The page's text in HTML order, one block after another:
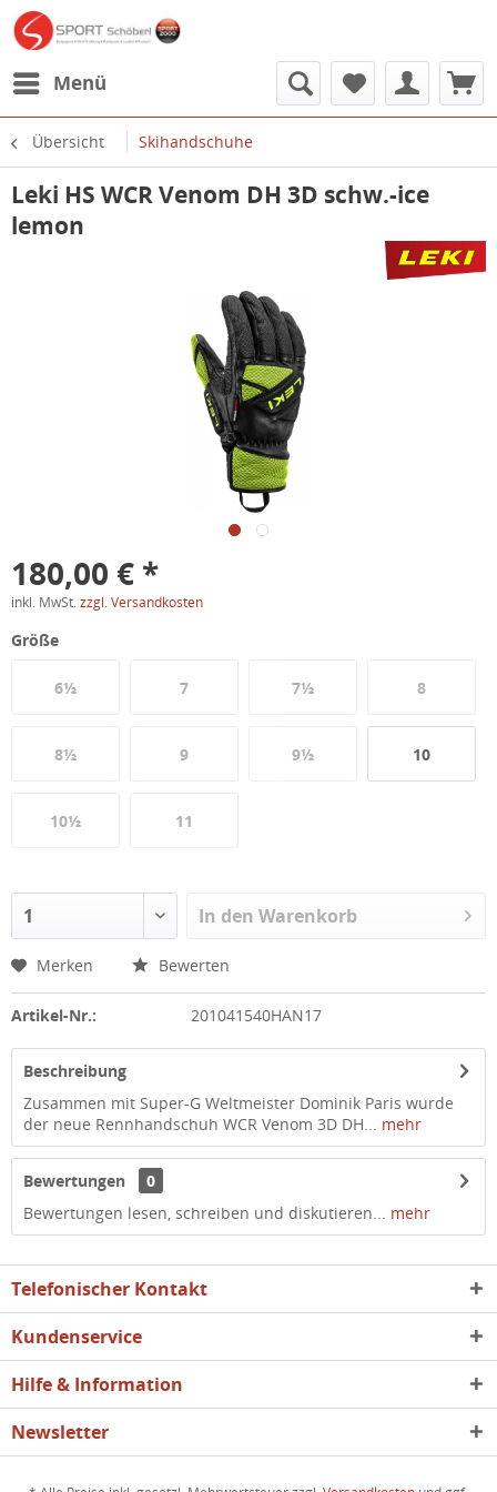
Menü
Übersicht Skihandschuhe
Leki HS WCR Venom DH 3D schw.-ice
lemon
180,00 € *
inkl. MwSt. zzgl. Versandkosten
Größe
6½ 7 7½ 8
8½ 9 9½ 10
10½ 11
In den Warenkorb
Merken Bewerten
Artikel-Nr.: 201041540HAN17
Beschreibung
Zusammen mit Super-G Weltmeister Dominik Paris wurde
der neue Rennhandschuh WCR Venom 3D DH... mehr
Bewertungen
0
Bewertungen lesen, schreiben und diskutieren... mehr
Telefonischer Kontakt
Kundenservice
Hilfe & Information
Newsletter